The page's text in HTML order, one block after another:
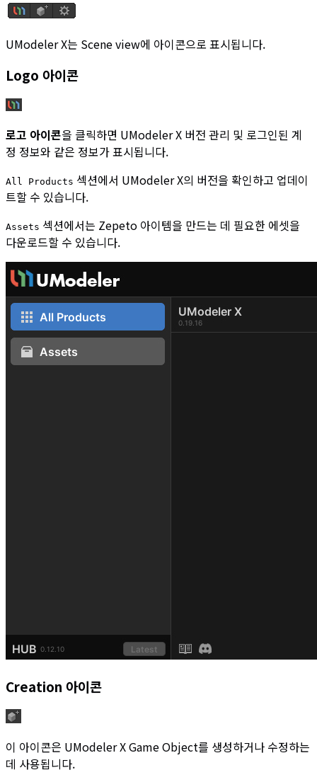
UModeler X는 Scene view에 아이콘으로 표시됩니다.
Logo 아이콘
로고 아이콘을 클릭하면 UModeler X 버전 관리 및 로그인된 계
정 정보와 같은 정보가 표시됩니다.
All Products 섹션에서 UModeler X의 버전을 확인하고 업데이
트할 수 있습니다.
Assets 섹션에서는 Zepeto 아이템을 만드는 데 필요한 에셋을
다운로드할 수 있습니다.
Creation 아이콘
이 아이콘은 UModeler X Game Object를 생성하거나 수정하는
데 사용됩니다.